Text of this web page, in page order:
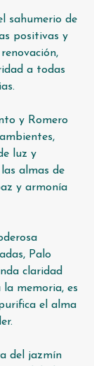
sahumerio de
positivas y
a todas
y Romero
luz y
almas de
y armonía
Palo
claridad
memoria, es
el alma
del jazmín